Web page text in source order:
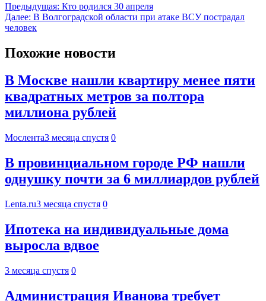
Предыдущая: Кто родился 30 апреля
Далее: В Волгоградской области при атаке ВСУ пострадал
человек
Похожие новости
В Москве нашли квартиру менее пяти
квадратных метров за полтора
миллиона рублей
Мослента3 месяца спустя 0
В провинциальном городе РФ нашли
однушку почти за 6 миллиардов рублей
Lenta.ru3 месяца спустя 0
Ипотека на индивидуальные дома
выросла вдвое
3 месяца спустя 0
Администрация Иванова требует